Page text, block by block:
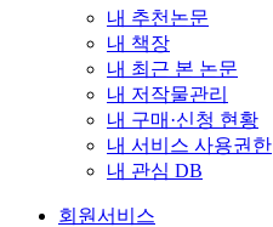
내 추천논문
내 책장
내 최근 본 논문
내 저작물관리
내 구매·신청 현황
내 서비스 사용권한
내 관심 DB
회원서비스